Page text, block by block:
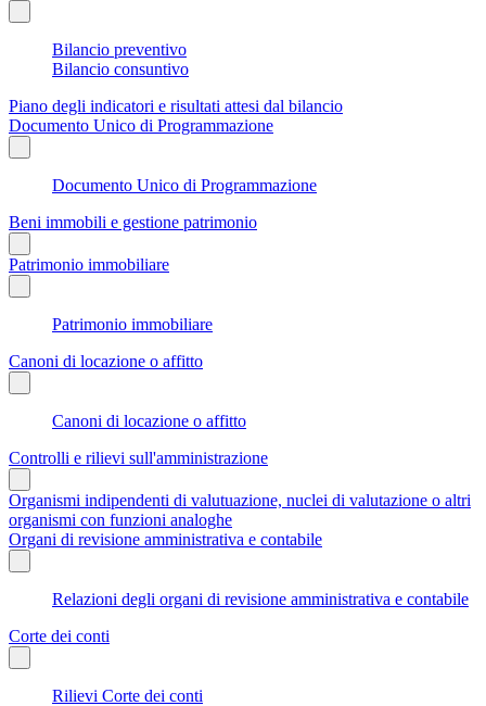
Bilancio preventivo
Bilancio consuntivo
Piano degli indicatori e risultati attesi dal bilancio
Documento Unico di Programmazione
Documento Unico di Programmazione
Beni immobili e gestione patrimonio
Patrimonio immobiliare
Patrimonio immobiliare
Canoni di locazione o affitto
Canoni di locazione o affitto
Controlli e rilievi sull'amministrazione
Organismi indipendenti di valutuazione, nuclei di valutazione o altri
organismi con funzioni analoghe
Organi di revisione amministrativa e contabile
Relazioni degli organi di revisione amministrativa e contabile
Corte dei conti
Rilievi Corte dei conti